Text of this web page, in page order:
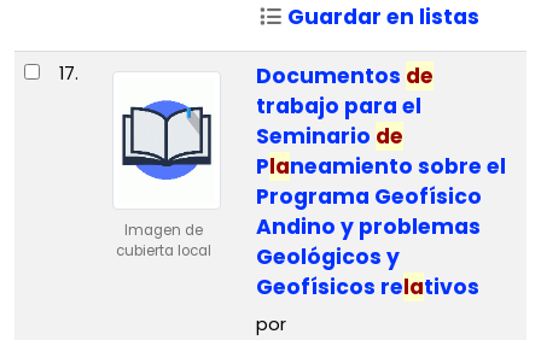
Guardar en listas
17.
Imagen de
cubierta local
Documentos de
trabajo para el
Seminario de
Planeamiento sobre el
Programa Geofísico
Andino y problemas
Geológicos y
Geofísicos relativos
por